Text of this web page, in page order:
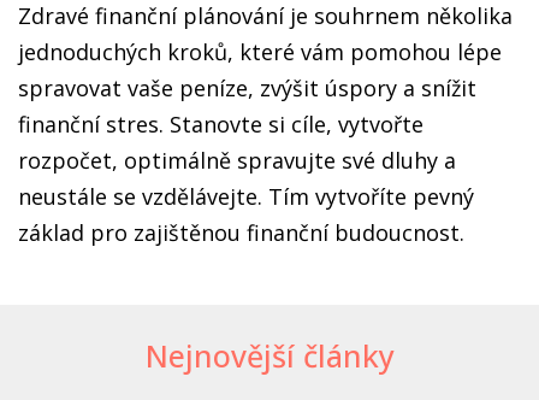
Zdravé finanční plánování je souhrnem několika
jednoduchých kroků, které vám pomohou lépe
spravovat vaše peníze, zvýšit úspory a snížit
finanční stres. Stanovte si cíle, vytvořte
rozpočet, optimálně spravujte své dluhy a
neustále se vzdělávejte. Tím vytvoříte pevný
základ pro zajištěnou finanční budoucnost.
Nejnovější články